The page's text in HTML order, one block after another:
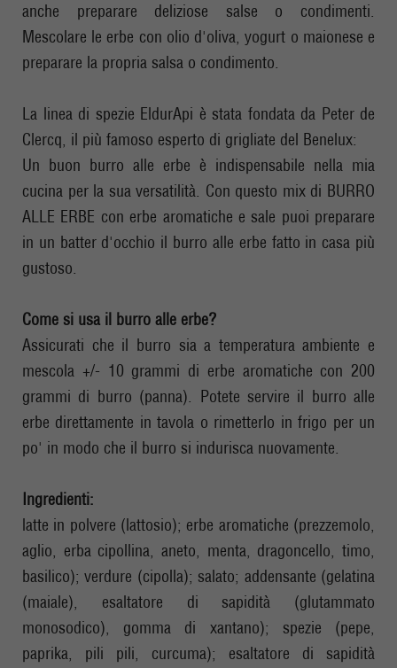
anche preparare deliziose salse o condimenti.
Mescolare le erbe con olio d'oliva, yogurt o maionese e
preparare la propria salsa o condimento.
La linea di spezie EldurApi è stata fondata da Peter de
Clercq, il più famoso esperto di grigliate del Benelux:
Un buon burro alle erbe è indispensabile nella mia
cucina per la sua versatilità. Con questo mix di BURRO
ALLE ERBE con erbe aromatiche e sale puoi preparare
in un batter d'occhio il burro alle erbe fatto in casa più
gustoso.
Come si usa il burro alle erbe?
Assicurati che il burro sia a temperatura ambiente e
mescola +/- 10 grammi di erbe aromatiche con 200
grammi di burro (panna). Potete servire il burro alle
erbe direttamente in tavola o rimetterlo in frigo per un
po' in modo che il burro si indurisca nuovamente.
Ingredienti:
latte in polvere (lattosio); erbe aromatiche (prezzemolo,
aglio, erba cipollina, aneto, menta, dragoncello, timo,
basilico); verdure (cipolla); salato; addensante (gelatina
(maiale), esaltatore di sapidità (glutammato
monosodico), gomma di xantano); spezie (pepe,
paprika, pili pili, curcuma); esaltatore di sapidità